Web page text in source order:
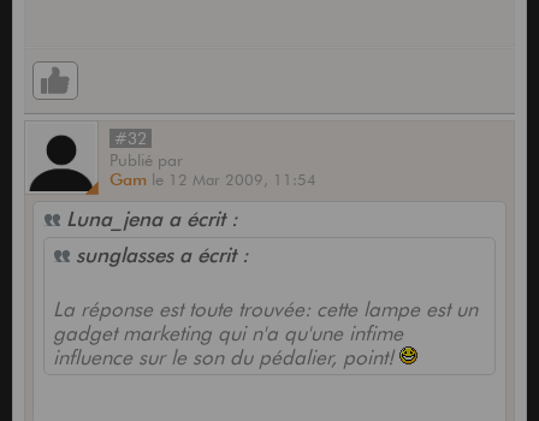
#32
Publié par
Gam le 12 Mar 2009, 11:54
Luna_jena a écrit :
sunglasses a écrit :
La réponse est toute trouvée: cette lampe est un
gadget marketing qui n'a qu'une infime
influence sur le son du pédalier, point!